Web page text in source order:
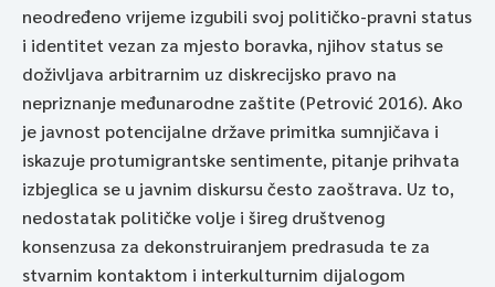
neodređeno vrijeme izgubili svoj političko-pravni status
i identitet vezan za mjesto boravka, njihov status se
doživljava arbitrarnim uz diskrecijsko pravo na
nepriznanje međunarodne zaštite (Petrović 2016). Ako
je javnost potencijalne države primitka sumnjičava i
iskazuje protumigrantske sentimente, pitanje prihvata
izbjeglica se u javnim diskursu često zaoštrava. Uz to,
nedostatak političke volje i šireg društvenog
konsenzusa za dekonstruiranjem predrasuda te za
stvarnim kontaktom i interkulturnim dijalogom